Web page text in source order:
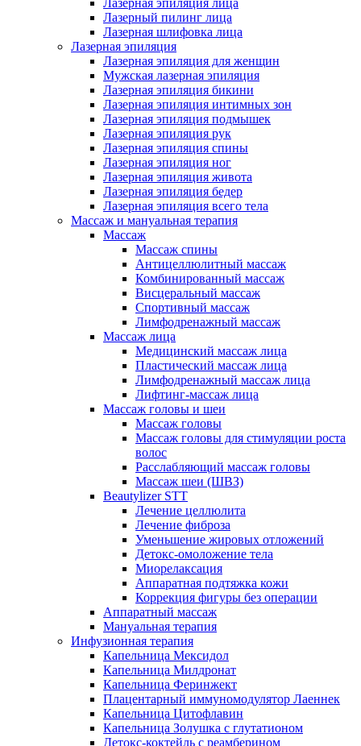
Лазерная эпиляция лица
Лазерный пилинг лица
Лазерная шлифовка лица
Лазерная эпиляция
Лазерная эпиляция для женщин
Мужская лазерная эпиляция
Лазерная эпиляция бикини
Лазерная эпиляция интимных зон
Лазерная эпиляция подмышек
Лазерная эпиляция рук
Лазерная эпиляция спины
Лазерная эпиляция ног
Лазерная эпиляция живота
Лазерная эпиляция бедер
Лазерная эпиляция всего тела
Массаж и мануальная терапия
Массаж
Массаж спины
Антицеллюлитный массаж
Комбинированный массаж
Висцеральный массаж
Спортивный массаж
Лимфодренажный массаж
Массаж лица
Медицинский массаж лица
Пластический массаж лица
Лимфодренажный массаж лица
Лифтинг-массаж лица
Массаж головы и шеи
Массаж головы
Массаж головы для стимуляции роста
волос
Расслабляющий массаж головы
Массаж шеи (ШВЗ)
Beautylizer STT
Лечение целлюлита
Лечение фиброза
Уменьшение жировых отложений
Детокс-омоложение тела
Миорелаксация
Аппаратная подтяжка кожи
Коррекция фигуры без операции
Аппаратный массаж
Мануальная терапия
Инфузионная терапия
Капельница Мексидол
Капельница Милдронат
Капельница Феринжект
Плацентарный иммуномодулятор Лаеннек
Капельница Цитофлавин
Капельница Золушка с глутатионом
Детокс-коктейль с реамберином